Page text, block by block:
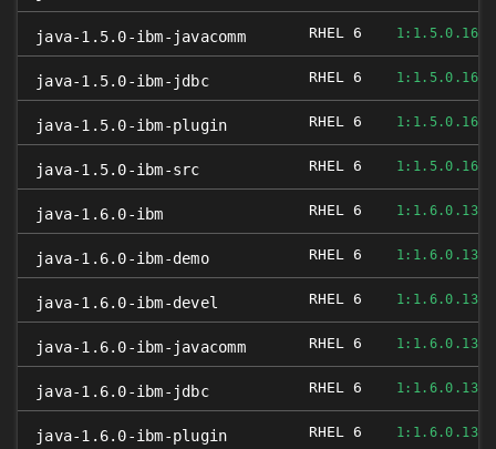
java-1.5.0-ibm-javacomm RHEL 6
java-1.5.0-ibm-jdbc RHEL 6
java-1.5.0-ibm-plugin RHEL 6
java-1.5.0-ibm-src RHEL 6
java-1.6.0-ibm RHEL 6
java-1.6.0-ibm-demo RHEL 6
java-1.6.0-ibm-devel RHEL 6
java-1.6.0-ibm-javacomm RHEL 6
java-1.6.0-ibm-jdbc RHEL 6
java-1.6.0-ibm-plugin RHEL 6